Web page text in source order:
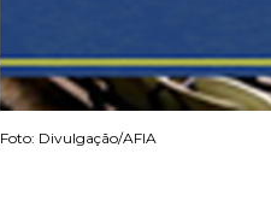
Foto: Divulgação/AFIA